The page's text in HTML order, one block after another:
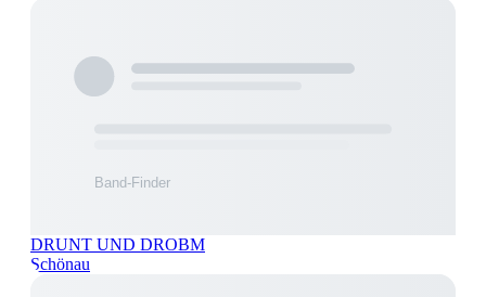
DRUNT UND DROBM
Schönau